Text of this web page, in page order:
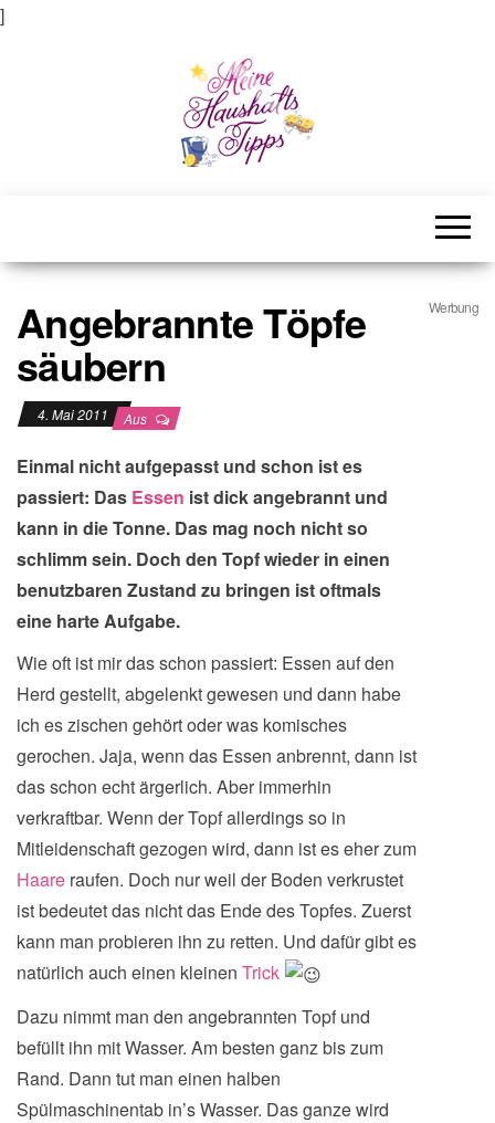
]
Angebrannte Töpfe
säubern
Werbung
4. Mai 2011 Aus
Einmal nicht aufgepasst und schon ist es
passiert: Das Essen ist dick angebrannt und
kann in die Tonne. Das mag noch nicht so
schlimm sein. Doch den Topf wieder in einen
benutzbaren Zustand zu bringen ist oftmals
eine harte Aufgabe.
Wie oft ist mir das schon passiert: Essen auf den
Herd gestellt, abgelenkt gewesen und dann habe
ich es zischen gehört oder was komisches
gerochen. Jaja, wenn das Essen anbrennt, dann ist
das schon echt ärgerlich. Aber immerhin
verkraftbar. Wenn der Topf allerdings so in
Mitleidenschaft gezogen wird, dann ist es eher zum
Haare raufen. Doch nur weil der Boden verkrustet
ist bedeutet das nicht das Ende des Topfes. Zuerst
kann man probieren ihn zu retten. Und dafür gibt es
natürlich auch einen kleinen Trick
Dazu nimmt man den angebrannten Topf und
befüllt ihn mit Wasser. Am besten ganz bis zum
Rand. Dann tut man einen halben
Spülmaschinentab in’s Wasser. Das ganze wird